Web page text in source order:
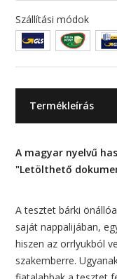
Szállítási módok
Termékleírás
A magyar nyelvű
"Letölthető
A tesztet bárki
saját nappalijában,
hiszen az orrlyukból
szakemberre.